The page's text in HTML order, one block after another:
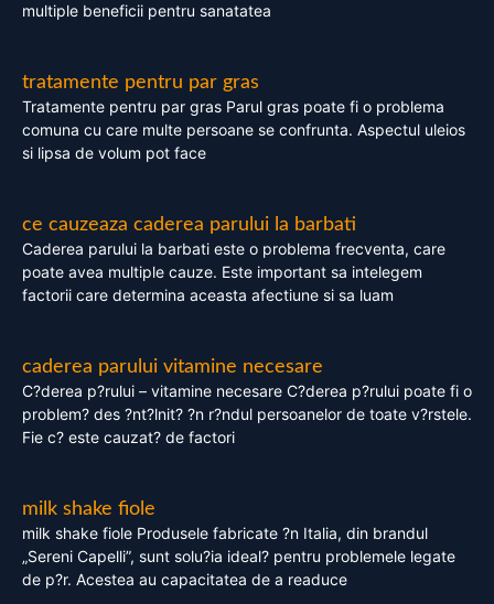
multiple beneficii pentru sanatatea
tratamente pentru par gras
Tratamente pentru par gras Parul gras poate fi o problema
comuna cu care multe persoane se confrunta. Aspectul uleios
si lipsa de volum pot face
ce cauzeaza caderea parului la barbati
Caderea parului la barbati este o problema frecventa, care
poate avea multiple cauze. Este important sa intelegem
factorii care determina aceasta afectiune si sa luam
caderea parului vitamine necesare
C?derea p?rului – vitamine necesare C?derea p?rului poate fi o
problem? des ?nt?lnit? ?n r?ndul persoanelor de toate v?rstele.
Fie c? este cauzat? de factori
milk shake fiole
milk shake fiole Produsele fabricate ?n Italia, din brandul
„Sereni Capelli”, sunt solu?ia ideal? pentru problemele legate
de p?r. Acestea au capacitatea de a readuce